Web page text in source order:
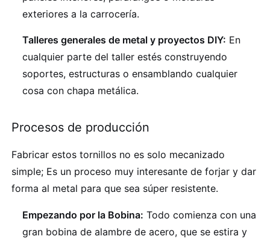
exteriores a la carrocería.
Talleres generales de metal y proyectos DIY: En
cualquier parte del taller estés construyendo
soportes, estructuras o ensamblando cualquier
cosa con chapa metálica.
Procesos de producción
Fabricar estos tornillos no es solo mecanizado
simple; Es un proceso muy interesante de forjar y dar
forma al metal para que sea súper resistente.
Empezando por la Bobina: Todo comienza con una
gran bobina de alambre de acero, que se estira y